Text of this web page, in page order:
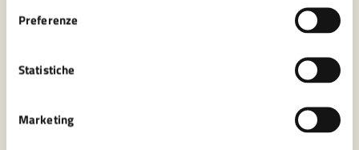
Preferenze
Statistiche
Marketing
Contatta il comune
Numero verde 0547-356111